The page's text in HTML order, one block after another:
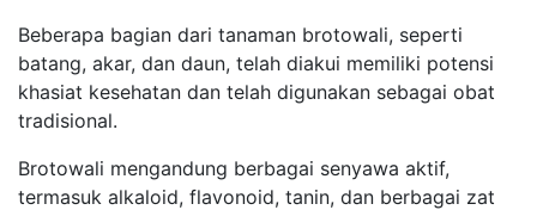
Beberapa bagian dari tanaman brotowali, seperti
batang, akar, dan daun, telah diakui memiliki potensi
khasiat kesehatan dan telah digunakan sebagai obat
tradisional.
Brotowali mengandung berbagai senyawa aktif,
termasuk alkaloid, flavonoid, tanin, dan berbagai zat